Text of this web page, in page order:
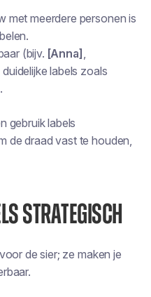
met meerdere personen is
(bijv. [Anna] ,
labels zoals
.
gebruik labels
de draad vast te houden,
STRATEGISCH
de sier; ze maken je